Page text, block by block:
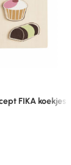
FIKA koekjes